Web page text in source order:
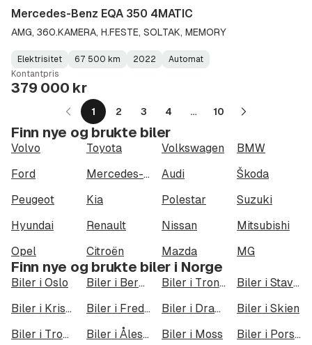
Mercedes-Benz EQA 350 4MATIC
AMG, 360.KAMERA, H.FESTE, SOLTAK, MEMORY
Fuel
Type:
Elektrisitet
Kilometerstand:
67 500 km
Model
Year:
2022
Gearbox
Type:
Automat
Kontantpris
379 000 kr
1 2 3 4 … 10
Neste
Finn nye og brukte biler
Volvo Toyota Volkswagen
BMW
Ford
Mercedes-Benz Audi
Škoda
Peugeot
Kia Polestar
Suzuki
Hyundai
Renault Nissan
Mitsubishi
Opel
Citroën Mazda MG
Finn nye og brukte biler i Norge
Biler i Oslo Biler i Bergen Biler i Trondheim
Biler i Stavanger
Biler i Kristiansand
Biler i Fredrikstad Biler i Drammen
Biler i Skien
Biler i Tromsø
Biler i Ålesund Biler i Moss Biler i Porsgrunn